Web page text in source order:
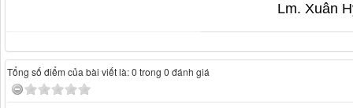
Lm. Xuân
Tổng số điểm của bài viết là: 0 trong 0 đánh giá